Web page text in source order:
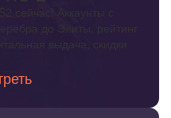
сейчас! Аккаунты с
до Элиты, рейтинг
выдача, скидки